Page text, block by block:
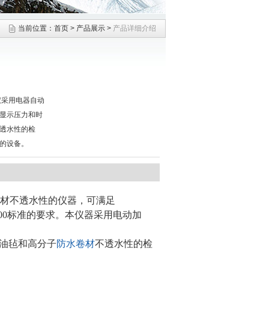
当前位置： 首页 > 产品展示 > 产品详细介绍
用电器自动
示压力和时
水性的检
设备。
不透水性的仪器，可满足
标准的要求。本仪器采用电动加
毡和高分子防水卷材不透水性的检